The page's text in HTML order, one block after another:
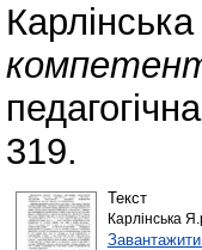
319.
Текст
Карлінська